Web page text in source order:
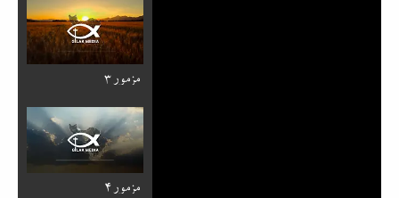
مزمور ۳
مزمور ۴